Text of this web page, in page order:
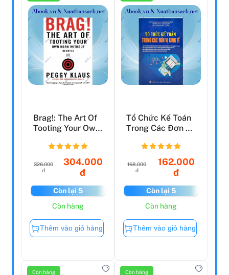
Brag!: The Art Of
Tooting Your Own
326.000
đ
304.000
đ
Còn lại 5
Còn hàng
Thêm vào giỏ hàng
Tổ Chức Kế Toán
Trong Các Đơn Vị
168.000
đ
162.000
đ
Còn lại 5
Còn hàng
Thêm vào giỏ hàng
Còn hàng Còn hàng